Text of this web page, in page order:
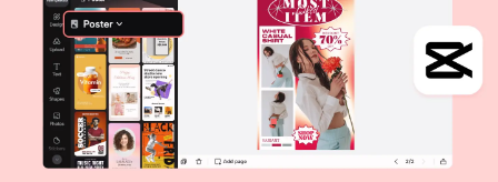
Teksti ja äänet
Automaattiset tekstitykset
Tekstitysmallit
Markkinointi
Elämäntapa ja vlogit
Mukautettu suunnittelu
Lisää
Toimialamallit
Yhteenvetomallit
Luottamuskeskus
Ohjekeskus
Uutishuone